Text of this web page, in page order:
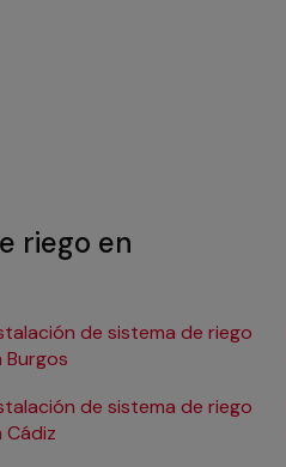
riego en
de sistema de riego
Burgos
de sistema de riego
Cádiz